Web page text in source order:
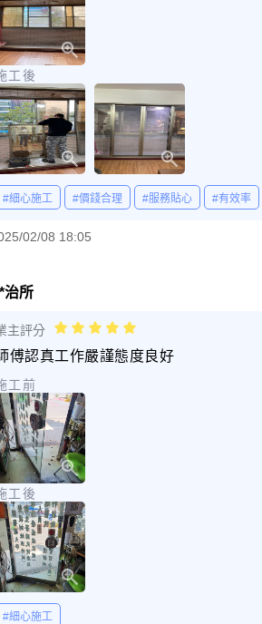
工後
#細心施工 #價錢合理 #服務貼心 #有效率
02/08 18:05
治所
主評分
傅認真工作嚴謹態度良好
工前
工後
#細心施工